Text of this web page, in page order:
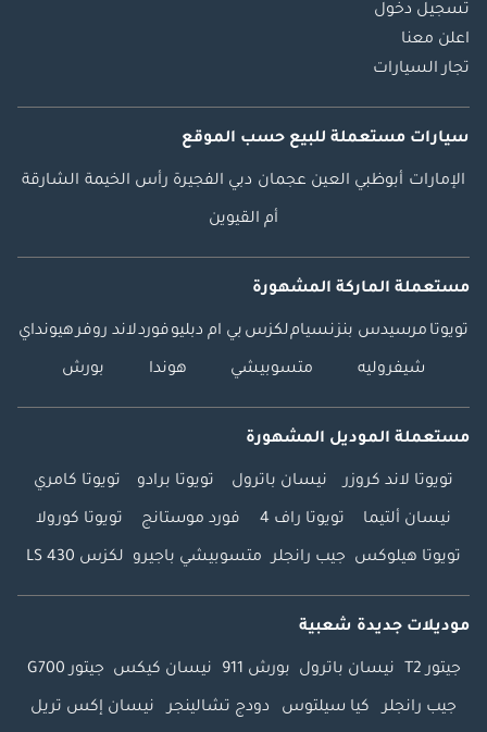
تسجيل دخول
اعلن معنا
تجار السيارات
سيارات مستعملة للبيع حسب الموقع
الإمارات أبوظبي العين عجمان دبي الفجيرة رأس الخيمة الشارقة
أم القيوين
مستعملة الماركة المشهورة
تويوتا مرسيدس بنزنسياملكزس بي ام دبليوفوردلاند روفرهيونداي
شيفروليه متسوبيشي هوندا بورش
مستعملة الموديل المشهورة
تويوتا لاند كروزر نيسان باترول تويوتا برادو تويوتا كامري
نيسان ألتيما تويوتا راف 4 فورد موستانج تويوتا كورولا
تويوتا هيلوكس جيب رانجلر متسوبيشي باجيرو لكزس LS 430
موديلات جديدة شعبية
جيتور T2 نيسان باترول بورش 911 نيسان كيكس جيتور G700
جيب رانجلر كيا سيلتوس دودج تشالينجر نيسان إكس تريل